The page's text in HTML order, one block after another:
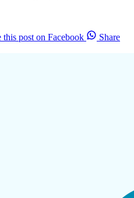
this post on Facebook
Share